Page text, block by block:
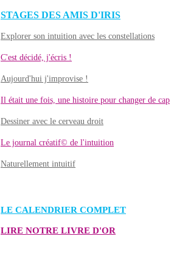
STAGES DES AMIS D'IRIS
Explorer son intuition avec les constellations
C'est décidé, j'écris !
Aujourd'hui j'improvise !
Il était une fois, une histoire pour changer de cap
Dessiner avec le cerveau droit
Le journal créatif© de l'intuition
Naturellement intuitif
LE CALENDRIER COMPLET
LIRE NOTRE LIVRE D'OR